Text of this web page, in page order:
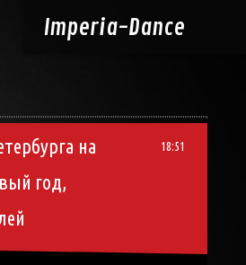
Imperia-Dance
18:51
на
год,